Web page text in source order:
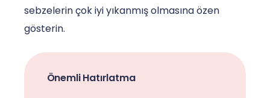
sebzelerin çok iyi yıkanmış olmasına özen
gösterin.
Önemli Hatırlatma